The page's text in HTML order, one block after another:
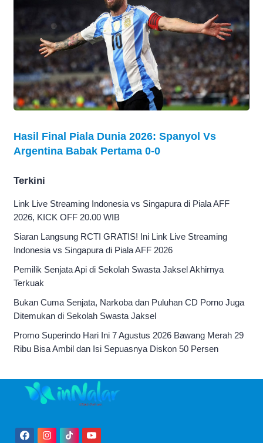
Hasil Final Piala Dunia 2026: Spanyol Vs
Argentina Babak Pertama 0-0
Terkini
Link Live Streaming Indonesia vs Singapura di Piala AFF
2026, KICK OFF 20.00 WIB
Siaran Langsung RCTI GRATIS! Ini Link Live Streaming
Indonesia vs Singapura di Piala AFF 2026
Pemilik Senjata Api di Sekolah Swasta Jaksel Akhirnya
Terkuak
Bukan Cuma Senjata, Narkoba dan Puluhan CD Porno Juga
Ditemukan di Sekolah Swasta Jaksel
Promo Superindo Hari Ini 7 Agustus 2026 Bawang Merah 29
Ribu Bisa Ambil dan Isi Sepuasnya Diskon 50 Persen